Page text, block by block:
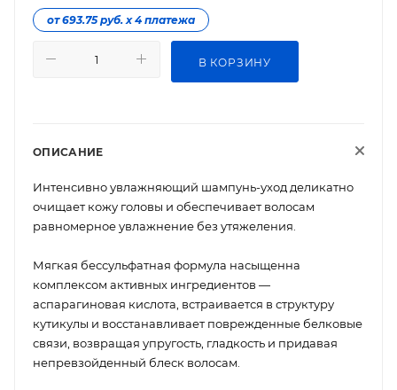
от 693.75 руб. х 4 платежа
В КОРЗИНУ
ОПИСАНИЕ
Интенсивно увлажняющий шампунь-уход деликатно
очищает кожу головы и обеспечивает волосам
равномерное увлажнение без утяжеления.
Мягкая бессульфатная формула насыщенна
комплексом активных ингредиентов —
аспарагиновая кислота, встраивается в структуру
кутикулы и восстанавливает поврежденные белковые
связи, возвращая упругость, гладкость и придавая
непревзойденный блеск волосам.